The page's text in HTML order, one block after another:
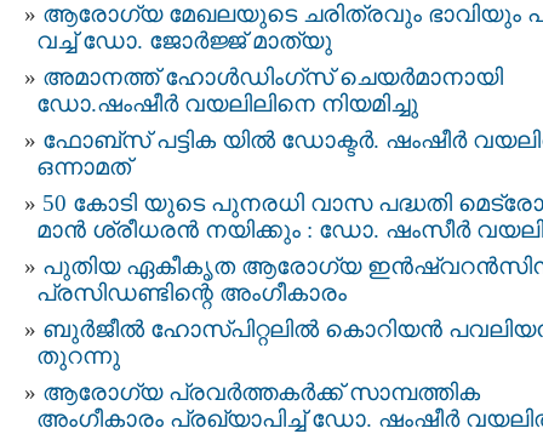
ആരോഗ്യ മേഖലയുടെ ചരിത്രവും ഭാവിയും
വച്ച് ഡോ. ജോര്‍ജ്ജ് മാത്യു
അമാനത്ത് ഹോൾഡിംഗ്‌സ് ചെയർമാനായി
ഡോ.ഷംഷീർ വയലിലിനെ നിയമിച്ചു
ഫോബ്‌സ് പട്ടിക യില്‍ ഡോക്ടര്‍. ഷംഷീര്‍
ഒന്നാമത്
50 കോടി യുടെ പുനരധി വാസ പദ്ധതി മെട്രോ
മാൻ ശ്രീധരൻ നയിക്കും : ഡോ. ഷംസീർ
പുതിയ ഏകീകൃത ആരോഗ്യ
പ്രസിഡണ്ടിന്റെ അംഗീകാരം
ബുർജീൽ ഹോസ്പിറ്റലിൽ കൊറിയൻ
തുറന്നു
ആരോഗ്യ പ്രവർത്തകർക്ക് സാമ്പത്തിക
അംഗീകാരം പ്രഖ്യാപിച്ച് ഡോ. ഷംഷീർ